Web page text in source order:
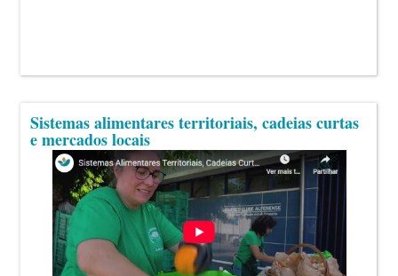
Sistemas alimentares territoriais, cadeias curtas
e mercados locais